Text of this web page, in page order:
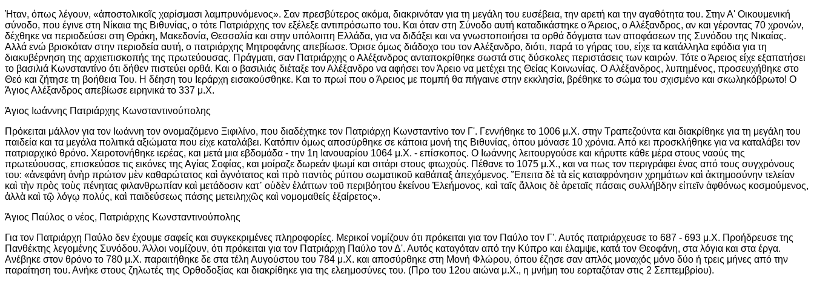
Ήταν, όπως λέγουν, «ἀποστολικοῖς χαρίσμασι λαμπρυνόμενος». Σαν πρεσβύτερος ακόμα, διακρινόταν για τη μεγάλη του ευσέβεια, την αρετή και την αγαθότητα του. Στην Α' Οικουμενική
σύνοδο, που έγινε στη Νίκαια της Βιθυνίας, ο τότε Πατριάρχης τον εξέλεξε αντιπρόσωπο του. Και όταν στη Σύνοδο αυτή καταδικάστηκε ο Άρειος, ο Αλέξανδρος, αν και γέροντας 70 χρονών,
δέχθηκε να περιοδεύσει στη Θράκη, Μακεδονία, Θεσσαλία και στην υπόλοιπη Ελλάδα, για να διδάξει και να γνωστοποιήσει τα ορθά δόγματα των αποφάσεων της Συνόδου της Νικαίας.
Αλλά ενώ βρισκόταν στην περιοδεία αυτή, ο πατριάρχης Μητροφάνης απεβίωσε. Όρισε όμως διάδοχο του τον Αλέξανδρο, διότι, παρά το γήρας του, είχε τα κατάλληλα εφόδια για τη
διακυβέρνηση της αρχιεπισκοπής της πρωτεύουσας. Πράγματι, σαν Πατριάρχης ο Αλέξανδρος ανταποκρίθηκε σωστά στις δύσκολες περιστάσεις των καιρών. Τότε ο Άρειος είχε εξαπατήσει
το βασιλιά Κωνσταντίνο ότι δήθεν πιστεύει ορθά. Και ο βασιλιάς διέταξε τον Αλέξανδρο να αφήσει τον Άρειο να μετέχει της Θείας Κοινωνίας. Ο Αλέξανδρος, λυπημένος, προσευχήθηκε στο
Θεό και ζήτησε τη βοήθεια Του. Η δέηση του Ιεράρχη εισακούσθηκε. Και το πρωί που ο Άρειος με πομπή θα πήγαινε στην εκκλησία, βρέθηκε το σώμα του σχισμένο και σκωληκόβρωτο! Ο
Άγιος Αλέξανδρος απεβίωσε ειρηνικά το 337 μ.Χ.
Άγιος Ιωάννης Πατριάρχης Κωνσταντινούπολης
Πρόκειται μάλλον για τον Ιωάννη τον ονομαζόμενο Ξιφιλίνο, που διαδέχτηκε τον Πατριάρχη Κωνσταντίνο τον Γ'. Γεννήθηκε το 1006 μ.Χ. στην Τραπεζούντα και διακρίθηκε για τη μεγάλη του
παιδεία και τα μεγάλα πολιτικά αξιώματα που είχε καταλάβει. Κατόπιν όμως αποσύρθηκε σε κάποια μονή της Βιθυνίας, όπου μόνασε 10 χρόνια. Από κει προσκλήθηκε για να καταλάβει τον
πατριαρχικό θρόνο. Χειροτονήθηκε ιερέας, και μετά μια εβδομάδα - την 1η Ιανουαρίου 1064 μ.Χ. - επίσκοπος. Ο Ιωάννης λειτουργούσε και κήρυττε κάθε μέρα στους ναούς της
πρωτεύουσας, επισκεύασε τις εικόνες της Αγίας Σοφίας, και μοίραζε δωρεάν ψωμί και σιτάρι στους φτωχούς. Πέθανε το 1075 μ.Χ., και να πως τον περιγράφει ένας από τους συγχρόνους
του: «ἀνεφάνη ἀνὴρ πρώτον μὲν καθαρώτατος καὶ ἁγνότατος καὶ πρὸ παντὸς ρύπου σωματικοῦ καθάπαξ ἀπεχόμενος. Ἔπειτα δὲ τὰ εἰς καταφρόνησιν χρημάτων καὶ ἀκτημοσύνην τελείαν
καὶ τὴν πρὸς τοὺς πένητας φιλανθρωπίαν καὶ μετάδοσιν κατ᾿ οὐδὲν ἐλάττων τοῦ περιβόητου ἐκείνου Ἐλεήμονος, καὶ ταῖς ἄλλοις δὲ ἀρεταῖς πάσαις συλλήβδην εἰπεῖν ἀφθόνως κοσμούμενος,
ἀλλὰ καὶ τῷ λόγῳ πολύς, καὶ παιδεύσεως πάσης μετειληχῶς καὶ νομομαθείς ἐξαίρετος».
Άγιος Παύλος ο νέος, Πατριάρχης Κωνσταντινούπολης
Για τον Πατριάρχη Παύλο δεν έχουμε σαφείς και συγκεκριμένες πληροφορίες. Μερικοί νομίζουν ότι πρόκειται για τον Παύλο τον Γ'. Αυτός πατριάρχευσε το 687 - 693 μ.Χ. Προήδρευσε της
Πανθέκτης λεγομένης Συνόδου. Άλλοι νομίζουν, ότι πρόκειται για τον Πατριάρχη Παύλο τον Δ'. Αυτός καταγόταν από την Κύπρο και έλαμψε, κατά τον Θεοφάνη, στα λόγια και στα έργα.
Ανέβηκε στον θρόνο το 780 μ.Χ. παραιτήθηκε δε στα τέλη Αυγούστου του 784 μ.Χ. και αποσύρθηκε στη Μονή Φλώρου, όπου έζησε σαν απλός μοναχός μόνο δύο ή τρεις μήνες από την
παραίτηση του. Ανήκε στους ζηλωτές της Ορθοδοξίας και διακρίθηκε για της ελεημοσύνες του. (Προ του 12ου αιώνα μ.Χ., η μνήμη του εορταζόταν στις 2 Σεπτεμβρίου).